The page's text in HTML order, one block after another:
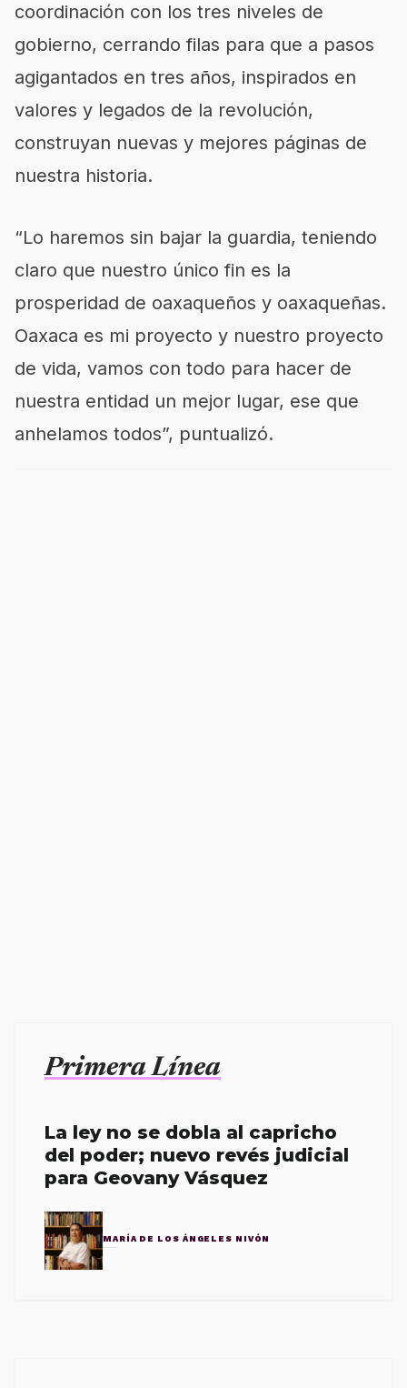
coordinación con los tres niveles de
gobierno, cerrando filas para que a pasos
agigantados en tres años, inspirados en
valores y legados de la revolución,
construyan nuevas y mejores páginas de
nuestra historia.
“Lo haremos sin bajar la guardia, teniendo
claro que nuestro único fin es la
prosperidad de oaxaqueños y oaxaqueñas.
Oaxaca es mi proyecto y nuestro proyecto
de vida, vamos con todo para hacer de
nuestra entidad un mejor lugar, ese que
anhelamos todos”, puntualizó.
Primera Línea
La ley no se dobla al capricho
del poder; nuevo revés judicial
para Geovany Vásquez
MARÍA DE LOS ÁNGELES NIVÓN